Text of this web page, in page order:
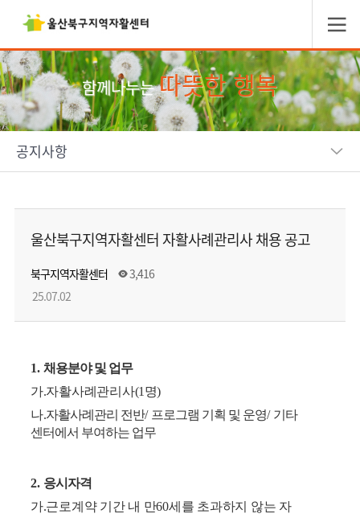
함께나누는따뜻한 행복
공지사항
울산북구지역자활센터 자활사례관리사 채용 공고
북구지역자활센터
3,416
25.07.02
1. 채용분야 및 업무
가.자활사례관리사(1 명)
나.자활사례관리 전반/ 프로그램 기획 및 운영/ 기타
센터에서 부여하는 업무
2. 응시자격
가.근로계약 기간 내 만60세를 초과하지 않는 자